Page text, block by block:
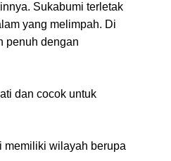
Sukabumi terletak
yang melimpah. Di
penuh dengan
dan cocok untuk
memiliki wilayah berupa